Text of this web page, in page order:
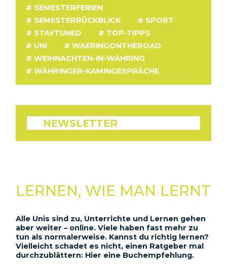
SEMESTERFERIEN
SEMESTERRÜCKBLICK
SPORT
STAYTUNED
TOP-TIPPS
UNI
WAERINGONTHEROAD
WEIHNACHTEN-IN-WÄHRING
WÄHRINGER-KAMINGESPRÄCHE
NEWSLETTER
LERNEN, WIE MAN LERNT
Alle Unis sind zu, Unterrichte und Lernen gehen
aber weiter – online. Viele haben fast mehr zu
tun als normalerweise. Kannst du richtig lernen?
Vielleicht schadet es nicht, einen Ratgeber mal
durchzublättern: Hier eine Buchempfehlung.